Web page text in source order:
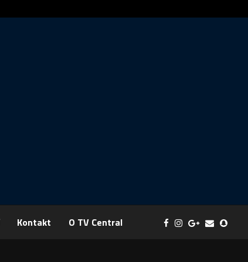
Kontakt O TV Central